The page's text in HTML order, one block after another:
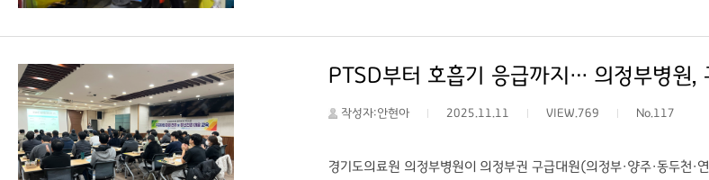
뉴스 (https://www.gukjenews.com) ○ 링크: 경기도의료원 의정부
PTSD부터 호흡기 응급까지… 의정부병
작성자:안현아 2025.11.11 VIEW.769 No.117
경기도의료원 의정부병원이 의정부권 구급대원(의정부·양주·동두천